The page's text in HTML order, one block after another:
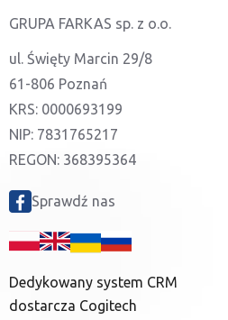
GRUPA FARKAS sp. z o.o.
ul. Święty Marcin 29/8
61-806 Poznań
KRS: 0000693199
NIP: 7831765217
REGON: 368395364
Sprawdź nas
Dedykowany system CRM
dostarcza Cogitech